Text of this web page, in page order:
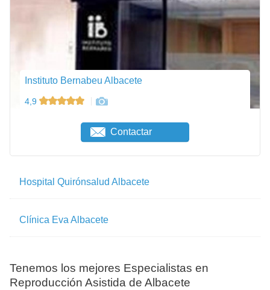
Instituto Bernabeu Albacete
4,9
Contactar
Hospital Quirónsalud Albacete
Clínica Eva Albacete
Tenemos los mejores Especialistas en
Reproducción Asistida de Albacete